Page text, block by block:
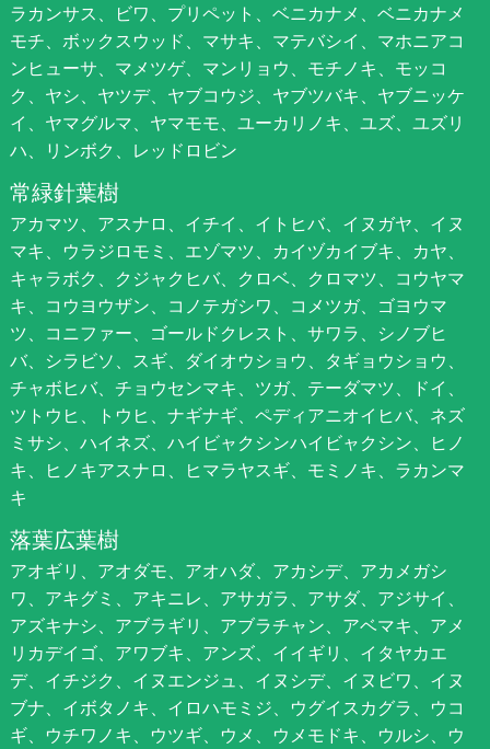
ラカンサス、ビワ、プリペット、ベニカナメ、ベニカナメ
モチ、ボックスウッド、マサキ、マテバシイ、マホニアコ
ンヒューサ、マメツゲ、マンリョウ、モチノキ、モッコ
ク、ヤシ、ヤツデ、ヤブコウジ、ヤブツバキ、ヤブニッケ
イ、ヤマグルマ、ヤマモモ、ユーカリノキ、ユズ、ユズリ
ハ、リンボク、レッドロビン
常緑針葉樹
アカマツ、アスナロ、イチイ、イトヒバ、イヌガヤ、イヌ
マキ、ウラジロモミ、エゾマツ、カイヅカイブキ、カヤ、
キャラボク、クジャクヒバ、クロベ、クロマツ、コウヤマ
キ、コウヨウザン、コノテガシワ、コメツガ、ゴヨウマ
ツ、コニファー、ゴールドクレスト、サワラ、シノブヒ
バ、シラビソ、スギ、ダイオウショウ、タギョウショウ、
チャボヒバ、チョウセンマキ、ツガ、テーダマツ、ドイ、
ツトウヒ、トウヒ、ナギナギ、ペディアニオイヒバ、ネズ
ミサシ、ハイネズ、ハイビャクシンハイビャクシン、ヒノ
キ、ヒノキアスナロ、ヒマラヤスギ、モミノキ、ラカンマ
キ
落葉広葉樹
アオギリ、アオダモ、アオハダ、アカシデ、アカメガシ
ワ、アキグミ、アキニレ、アサガラ、アサダ、アジサイ、
アズキナシ、アブラギリ、アブラチャン、アベマキ、アメ
リカデイゴ、アワブキ、アンズ、イイギリ、イタヤカエ
デ、イチジク、イヌエンジュ、イヌシデ、イヌビワ、イヌ
ブナ、イボタノキ、イロハモミジ、ウグイスカグラ、ウコ
ギ、ウチワノキ、ウツギ、ウメ、ウメモドキ、ウルシ、ウ